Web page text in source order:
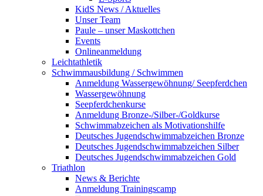
KidS News / Aktuelles
Unser Team
Paule – unser Maskottchen
Events
Onlineanmeldung
Leichtathletik
Schwimmausbildung / Schwimmen
Anmeldung Wassergewöhnung/ Seepferdchen
Wassergewöhnung
Seepferdchenkurse
Anmeldung Bronze-/Silber-/Goldkurse
Schwimmabzeichen als Motivationshilfe
Deutsches Jugendschwimmabzeichen Bronze
Deutsches Jugendschwimmabzeichen Silber
Deutsches Jugendschwimmabzeichen Gold
Triathlon
News & Berichte
Anmeldung Trainingscamp